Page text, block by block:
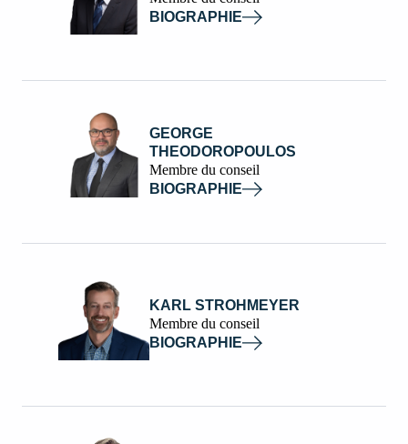
BIOGRAPHIE
GEORGE
THEODOROPOULOS
Membre du conseil
BIOGRAPHIE
KARL STROHMEYER
Membre du conseil
BIOGRAPHIE